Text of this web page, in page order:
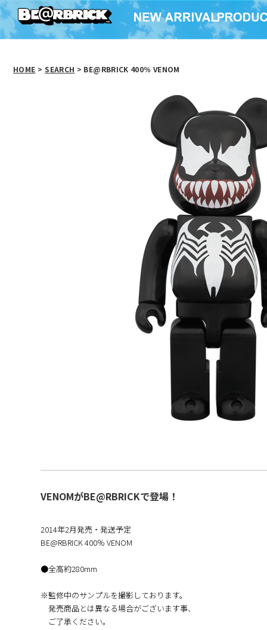
HOME > SEARCH > BE@RBRICK 400％ VENOM
VENOMがBE@RBRICKで登場！
2014年2月発売・発送予定
BE@RBRICK 400％ VENOM
●全高約280mm
※監修中のサンプルを撮影しております。
発売商品とは異なる場合がございます事、
ご了承ください。